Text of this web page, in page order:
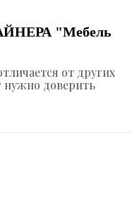
"Мебель
от других
нужно доверить